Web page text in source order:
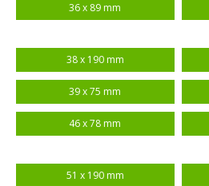
36 x 89 mm
38 x 190 mm
39 x 75 mm
46 x 78 mm
51 x 190 mm